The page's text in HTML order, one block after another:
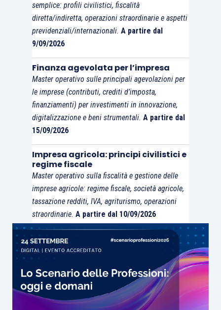
semplice: profili civilistici, fiscalità
diretta/indiretta, operazioni straordinarie e aspetti
previdenziali/internazionali. A partire dal
9/09/2026
Finanza agevolata per l’impresa
Master operativo sulle principali agevolazioni per
le imprese (contributi, crediti d’imposta,
finanziamenti) per investimenti in innovazione,
digitalizzazione e beni strumentali. A partire dal
15/09/2026
Impresa agricola: principi civilistici e
regime fiscale
Master operativo sulla fiscalità e gestione delle
imprese agricole: regime fiscale, società agricole,
tassazione redditi, IVA, agriturismo, operazioni
straordinarie. A partire dal 10/09/2026